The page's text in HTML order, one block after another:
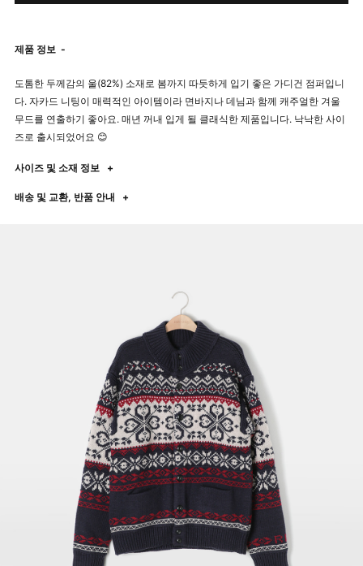
제품 정보 -
도톰한 두께감의 울(82%) 소재로 봄까지 따듯하게 입기 좋은 가디건 점퍼입니
다. 자카드 니팅이 매력적인 아이템이라 면바지나 데님과 함께 캐주얼한 겨울
무드를 연출하기 좋아요. 매년 꺼내 입게 될 클래식한 제품입니다. 낙낙한 사이
즈로 출시되었어요 😊
사이즈 및 소재 정보 +
배송 및 교환, 반품 안내 +